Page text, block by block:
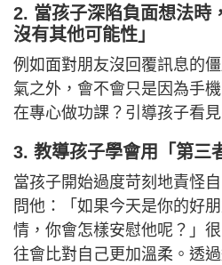
2. 當孩子深陷負面想法時
沒有其他可能性」
例如面對朋友沒回覆訊息的
氣之外，會不會只是因為手
在專心做功課？引導孩子看
3. 教導孩子學會用「第三
當孩子開始過度苛刻地責怪
問他：「如果今天是你的好
情，你會怎樣安慰他呢？」
往會比對自己更加溫柔。透